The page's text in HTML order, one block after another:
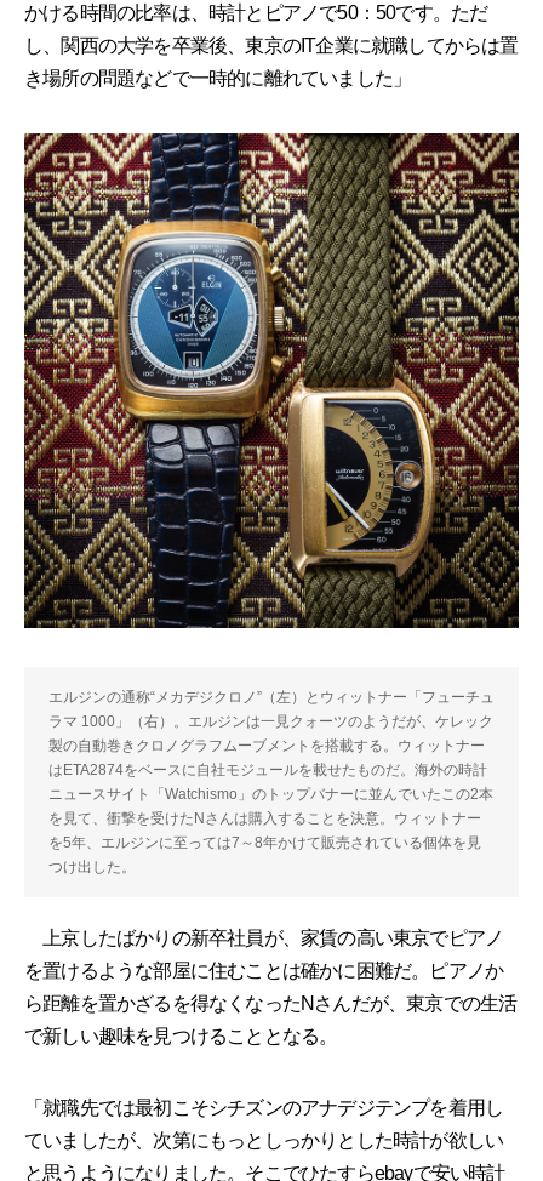
かける時間の比率は、時計とピアノで50：50です。ただ
し、関西の大学を卒業後、東京のIT企業に就職してからは置
き場所の問題などで一時的に離れていました」
エルジンの通称“メカデジクロノ”（左）とウィットナー「フューチュ
ラマ 1000」（右）。エルジンは一見クォーツのようだが、ケレック
製の自動巻きクロノグラフムーブメントを搭載する。ウィットナー
はETA2874をベースに自社モジュールを載せたものだ。海外の時計
ニュースサイト「Watchismo」のトップバナーに並んでいたこの2本
を見て、衝撃を受けたNさんは購入することを決意。ウィットナー
を5年、エルジンに至っては7～8年かけて販売されている個体を見
つけ出した。
上京したばかりの新卒社員が、家賃の高い東京でピアノ
を置けるような部屋に住むことは確かに困難だ。ピアノか
ら距離を置かざるを得なくなったNさんだが、東京での生活
で新しい趣味を見つけることとなる。
「就職先では最初こそシチズンのアナデジテンプを着用し
ていましたが、次第にもっとしっかりとした時計が欲しい
と思うようになりました。そこでひたすらebayで安い時計